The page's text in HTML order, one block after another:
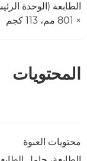
× 801 مم، 113 كجم
المحتويات
محتويات العبوة